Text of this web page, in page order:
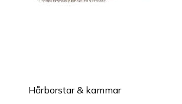
Hårborstar & kammar